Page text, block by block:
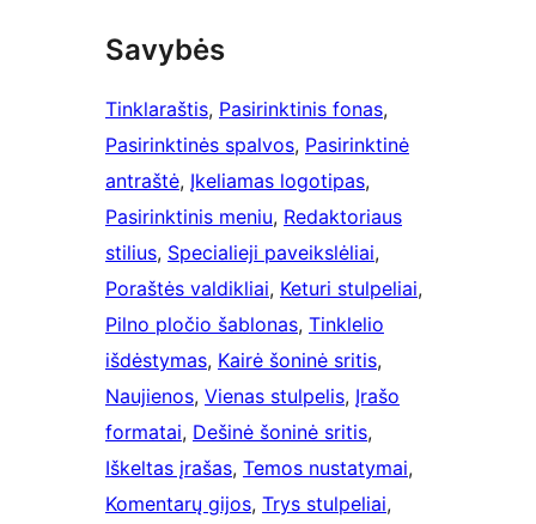
Savybės
Tinklaraštis, Pasirinktinis fonas
Pasirinktinės spalvos, Pasirinktinė
antraštė, Įkeliamas logotipas
Pasirinktinis meniu, Redaktoriaus
stilius, Specialieji paveikslėliai
Poraštės valdikliai, Keturi stulpeliai
Pilno pločio šablonas, Tinklelio
išdėstymas, Kairė šoninė sritis
Naujienos, Vienas stulpelis, Įrašo
formatai, Dešinė šoninė sritis
Iškeltas įrašas, Temos nustatymai
Komentarų gijos, Trys stulpeliai